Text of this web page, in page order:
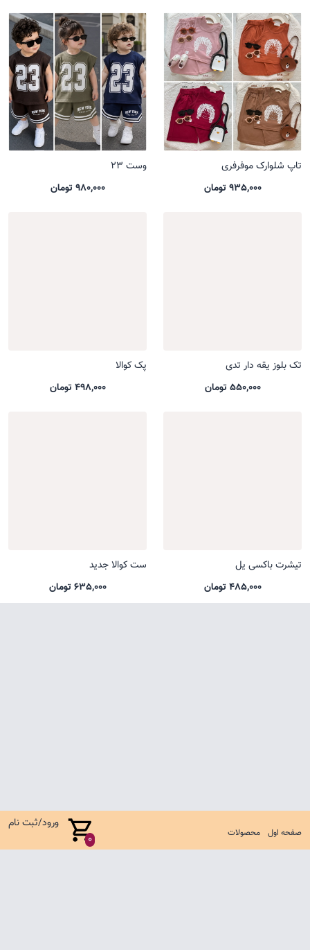
صفحه اول محصولات 0
ورود/ثبت نام
تاپ شلوارک موفرفری
935,000 تومان
وست 23
980,000 تومان
تک بلوز یقه دار تدی
550,000 تومان
پک کوالا
498,000 تومان
تیشرت باکسی یل
485,000 تومان
ست کوالا جدید
635,000 تومان